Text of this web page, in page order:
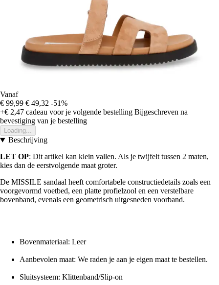
Vanaf
€ 99,99 € 49,32 -51%
+€ 2,47 cadeau voor je volgende bestelling Bijgeschreven na
bevestiging van je bestelling
Loading...
Beschrijving
LET OP: Dit artikel kan klein vallen. Als je twijfelt tussen 2 maten,
kies dan de eerstvolgende maat groter.
De MISSILE sandaal heeft comfortabele constructiedetails zoals een
voorgevormd voetbed, een platte profielzool en een verstelbare
bovenband, evenals een geometrisch uitgesneden voorband.
Bovenmateriaal: Leer
Aanbevolen maat: We raden je aan je eigen maat te bestellen.
Sluitsysteem: Klittenband/Slip-on